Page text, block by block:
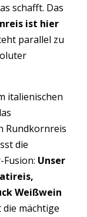
schafft. Das
ist hier
parallel zu
italienischen
Rundkornreis
die
Unser
Weißwein
die mächtige